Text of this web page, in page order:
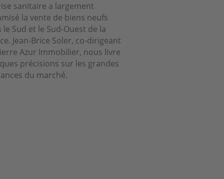
sanitaire a largement
la vente de biens neufs
le Sud et le Sud-Ouest de la
Jean-Brice Soler, co-dirigeant
Azur Immobilier, nous livre
précisions sur les grandes
du marché.